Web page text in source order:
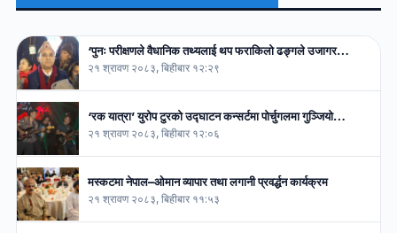
‘पुनः परीक्षणले वैधानिक तथ्यलाई थप फराकिलो ढङ्गले उजागर…
२१ श्रावण २०८३, बिहीबार १२:२९
‘रक यात्रा’ युरोप टुरको उद्घाटन कन्सर्टमा पोर्चुगलमा गुञ्जियो…
२१ श्रावण २०८३, बिहीबार १२:०६
मस्कटमा नेपाल–ओमान व्यापार तथा लगानी प्रवर्द्धन कार्यक्रम
२१ श्रावण २०८३, बिहीबार ११:५३